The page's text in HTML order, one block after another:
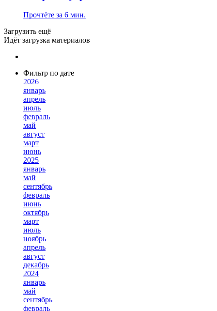
Прочтёте за 6 мин.
Загрузить ещё
Идёт загрузка материалов
Фильтр по дате
2026
январь
апрель
июль
февраль
май
август
март
июнь
2025
январь
май
сентябрь
февраль
июнь
октябрь
март
июль
ноябрь
апрель
август
декабрь
2024
январь
май
сентябрь
февраль